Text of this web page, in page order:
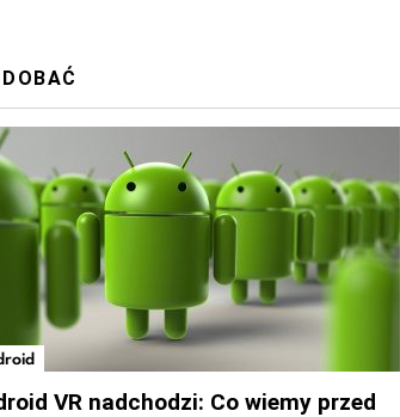
VR nadchodzi: Co wiemy przed